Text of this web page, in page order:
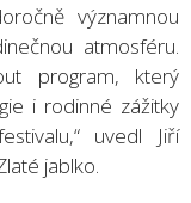
významnou
atmosféru.
program, který
i rodinné zážitky
uvedl Jiří
jablko.